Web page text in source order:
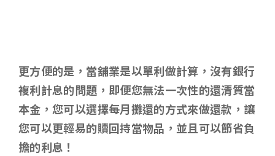
更方便的是，當舖業是以單利做計算，沒有銀行
複利計息的問題，即便您無法一次性的還清質當
本金，您可以選擇每月攤還的方式來做還款，讓
您可以更輕易的贖回持當物品，並且可以節省負
擔的利息！